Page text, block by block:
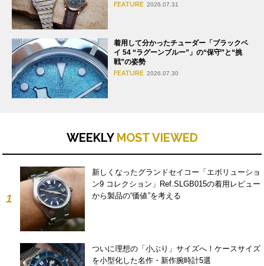
FEATURE 2026.07.31
着用して分かったチューダー「ブラックベ
イ 54 “ラグーンブルー”」の“保守”と“挑
戦”の姿勢
FEATURE 2026.07.30
WEEKLY MOST VIEWED
1
新しくなったグランドセイコー「エボリューショ
ン9 コレクション」Ref.SLGB015の着用レビュー
から製品の“価値”を考える
ついに理想の「小ぶり」サイズへ！ケースサイズ
を小型化した名作・新作腕時計5選